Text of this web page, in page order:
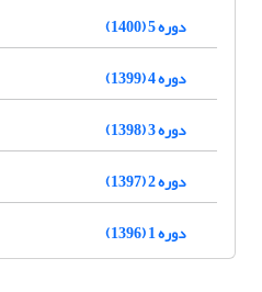
دوره 5 (1400)
دوره 4 (1399)
دوره 3 (1398)
دوره 2 (1397)
دوره 1 (1396)